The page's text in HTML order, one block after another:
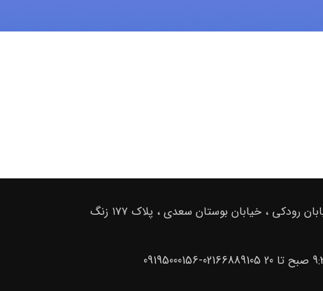
ادرس دفتر فروش : تهران . خیابان امام خمینی ، خیابان رودکی ، خیابان بوستان سعدی ، پلاک ۱۷۷ زنگ